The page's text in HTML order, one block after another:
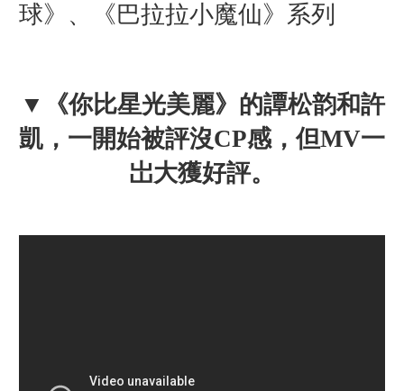
球》、《巴拉拉小魔仙》系列
▼ 《你比星光美麗》的譚松韵和許
凱，一開始被評沒CP感，但MV一
岀大獲好評。